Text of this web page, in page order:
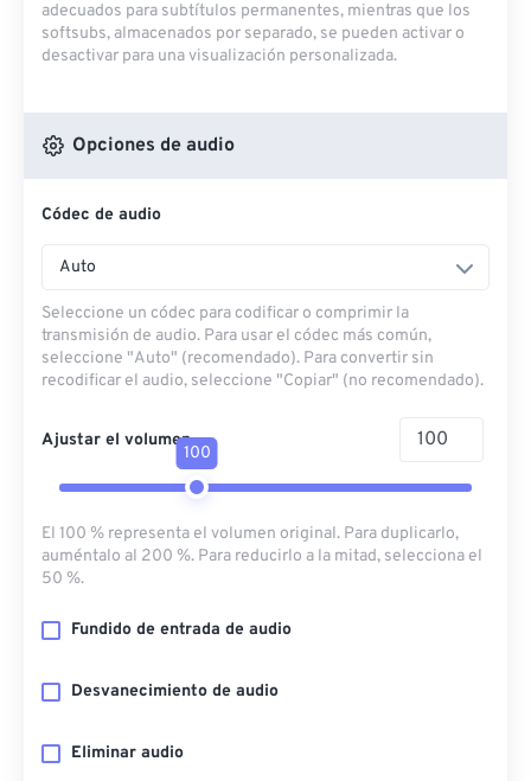
adecuados para subtítulos permanentes, mientras que los
softsubs, almacenados por separado, se pueden activar o
desactivar para una visualización personalizada.
Opciones de audio
Códec de audio
Auto
Seleccione un códec para codificar o comprimir la
transmisión de audio. Para usar el códec más común,
seleccione "Auto" (recomendado). Para convertir sin
recodificar el audio, seleccione "Copiar" (no recomendado).
Ajustar el volumen
100
El 100 % representa el volumen original. Para duplicarlo,
auméntalo al 200 %. Para reducirlo a la mitad, selecciona el
50 %.
Fundido de entrada de audio
Desvanecimiento de audio
Eliminar audio